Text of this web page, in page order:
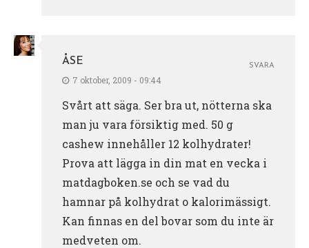
ÅSE
7 oktober, 2009 - 09:44
Svårt att säga. Ser bra ut, nötterna ska
man ju vara försiktig med. 50 g
cashew innehåller 12 kolhydrater!
Prova att lägga in din mat en vecka i
matdagboken.se och se vad du
hamnar på kolhydrat o kalorimässigt.
Kan finnas en del bovar som du inte är
medveten om.
SVARA